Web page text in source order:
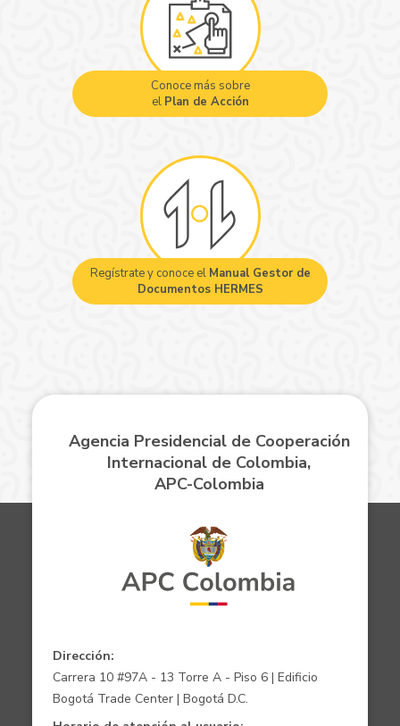
Conoce más sobre
el Plan de Acción
Regístrate y conoce el Manual Gestor de
Documentos HERMES
Agencia Presidencial de Cooperación
Internacional de Colombia,
APC-Colombia
Dirección:
Carrera 10 #97A - 13 Torre A - Piso 6 | Edificio
Bogotá Trade Center | Bogotá D.C.